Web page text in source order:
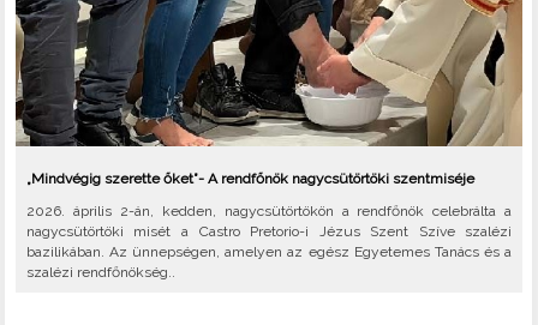
„Mindvégig szerette őket”- A rendfőnök nagycsütörtöki szentmiséje
2026. április 2-án, kedden, nagycsütörtökön a rendfőnök celebrálta a
nagycsütörtöki misét a Castro Pretorio-i Jézus Szent Szíve szalézi
bazilikában. Az ünnepségen, amelyen az egész Egyetemes Tanács és a
szalézi rendfőnökség..